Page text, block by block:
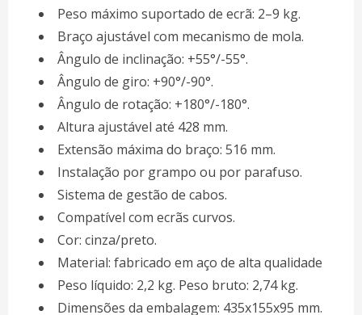
Peso máximo suportado de ecrã: 2–9 kg.
Braço ajustável com mecanismo de mola.
Ângulo de inclinação: +55°/-55°.
Ângulo de giro: +90°/-90°.
Ângulo de rotação: +180°/-180°.
Altura ajustável até 428 mm.
Extensão máxima do braço: 516 mm.
Instalação por grampo ou por parafuso.
Sistema de gestão de cabos.
Compatível com ecrãs curvos.
Cor: cinza/preto.
Material: fabricado em aço de alta qualidade
Peso líquido: 2,2 kg. Peso bruto: 2,74 kg.
Dimensões da embalagem: 435x155x95 mm.